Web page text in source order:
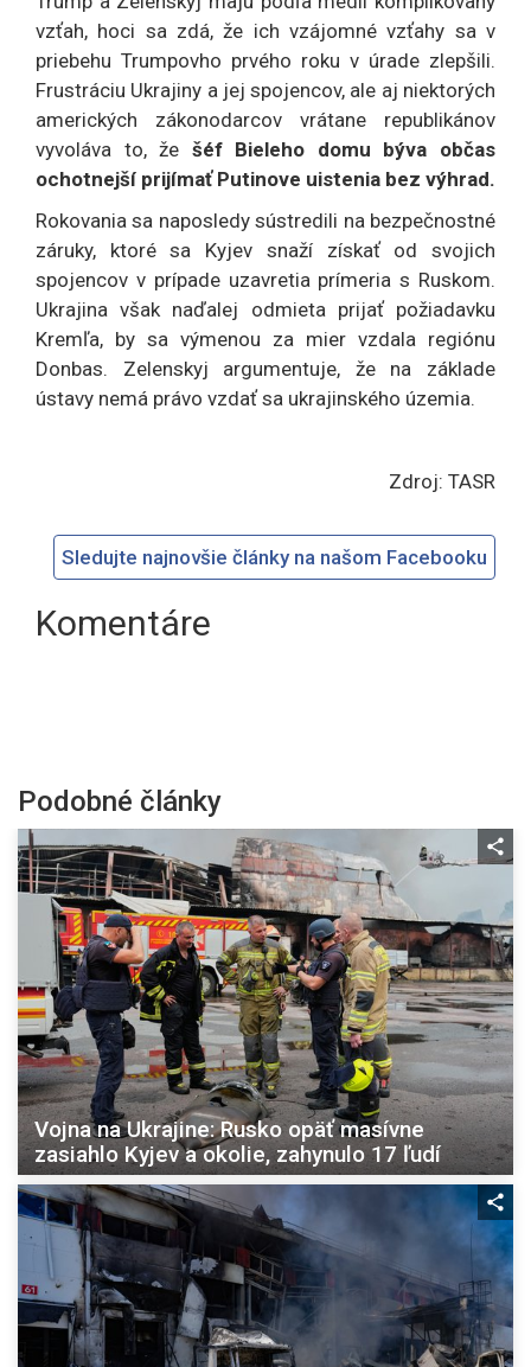
vzťah, hoci sa zdá, že ich vzájomné vzťahy sa v
priebehu Trumpovho prvého roku v úrade zlepšili.
Frustráciu Ukrajiny a jej spojencov, ale aj niektorých
amerických zákonodarcov vrátane republikánov
vyvoláva to, že šéf Bieleho domu býva občas
ochotnejší prijímať Putinove uistenia bez výhrad.
Rokovania sa naposledy sústredili na bezpečnostné
záruky, ktoré sa Kyjev snaží získať od svojich
spojencov v prípade uzavretia prímeria s Ruskom.
Ukrajina však naďalej odmieta prijať požiadavku
Kremľa, by sa výmenou za mier vzdala regiónu
Donbas. Zelenskyj argumentuje, že na základe
ústavy nemá právo vzdať sa ukrajinského územia.
Zdroj: TASR
Sledujte najnovšie články na našom Facebooku
Komentáre
Podobné články
Vojna na Ukrajine: Rusko opäť masívne
zasiahlo Kyjev a okolie, zahynulo 17 ľudí